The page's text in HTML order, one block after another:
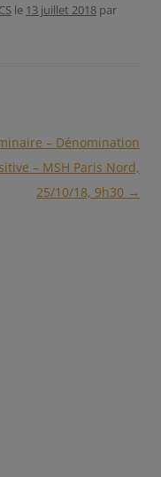
le 13 juillet 2018 par
– Dénomination
– MSH Paris Nord,
25/10/18, 9h30 →